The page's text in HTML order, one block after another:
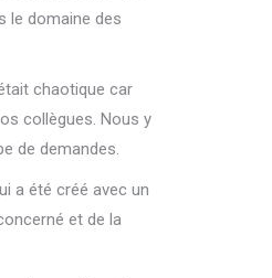
le domaine des
chaotique car
collègues. Nous y
de demandes.
a été créé avec un
et de la